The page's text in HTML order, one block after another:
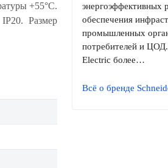
энергоэффективных
обеспечения
промышленных
потребителей и
Electric более…
Всё о бренде